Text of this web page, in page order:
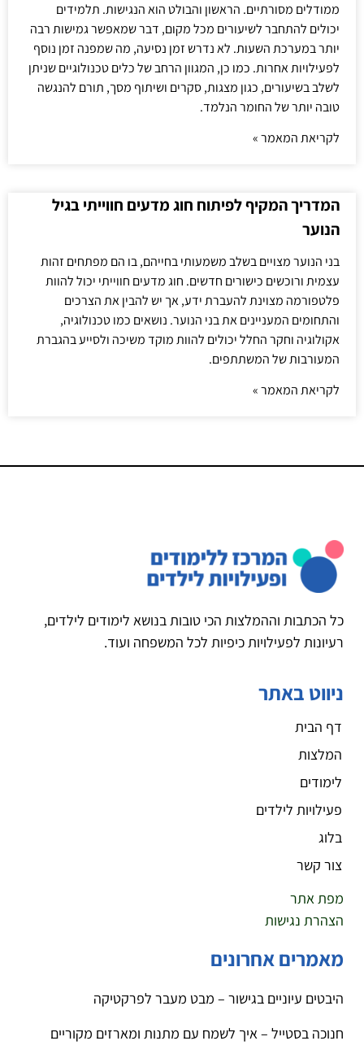
ממודלים מסורתיים. הראשון והבולט הוא הנגישות. תלמידים
יכולים להתחבר לשיעורים מכל מקום, דבר שמאפשר גמישות רבה
יותר במערכת השעות. לא נדרש זמן נסיעה, מה שמפנה זמן נוסף
לפעילויות אחרות. כמו כן, המגוון הרחב של כלים טכנולוגיים שניתן
לשלב בשיעורים, כגון מצגות, סקרים ושיתוף מסך, תורם להנגשה
טובה יותר של החומר הנלמד.
לקריאת המאמר »
המדריך המקיף לפיתוח חוג מדעים חווייתי בגיל
הנוער
בני הנוער מצויים בשלב משמעותי בחייהם, בו הם מפתחים זהות
עצמית ורוכשים כישורים חדשים. חוג מדעים חווייתי יכול להוות
פלטפורמה מצוינת להעברת ידע, אך יש להבין את הצרכים
והתחומים המעניינים את בני הנוער. נושאים כמו טכנולוגיה,
אקולוגיה וחקר החלל יכולים להוות מוקד משיכה ולסייע בהגברת
המעורבות של המשתתפים.
לקריאת המאמר »
כל הכתבות וההמלצות הכי טובות בנושא לימודים לילדים,
רעיונות לפעילויות כיפיות לכל המשפחה ועוד.
ניווט באתר
דף הבית
המלצות
לימודים
פעילויות לילדים
בלוג
צור קשר
מפת אתר
הצהרת נגישות
מאמרים אחרונים
היבטים עיוניים בגישור – מבט מעבר לפרקטיקה
חנוכה בסטייל – איך לשמח עם מתנות ומארזים מקוריים